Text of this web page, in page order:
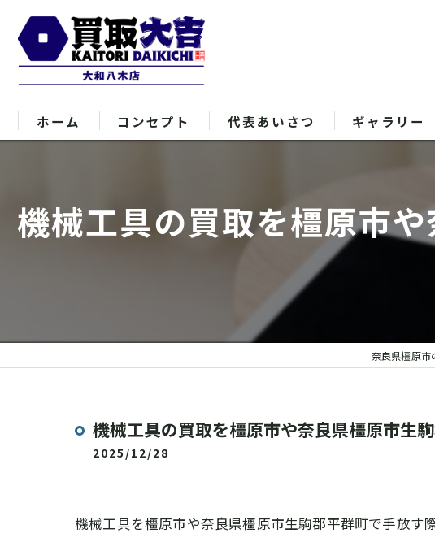
ホーム コンセプト 代表あいさつ ギャラリー
機械工具の買取を橿原市
奈良県橿原市
機械工具の買取を橿原市や奈良県橿原市生
2025/12/28
機械工具を橿原市や奈良県橿原市生駒郡平群町で手放